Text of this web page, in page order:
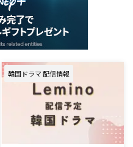
韓国ドラマ 配信情報